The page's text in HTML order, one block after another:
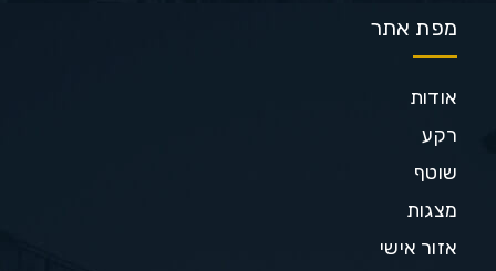
מפת אתר
אודות
רקע
שוטף
מצגות
אזור אישי